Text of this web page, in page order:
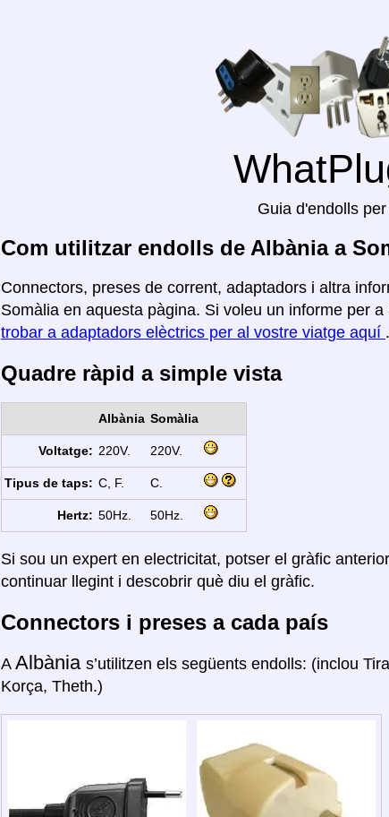
Guia d'endolls
Com utilitzar endolls de Albània a
Connectors, preses de corrent, adaptadors i altra
Somàlia en aquesta pàgina. Si voleu un informe per a
trobar a adaptadors elèctrics per al vostre viatge aquí .
Quadre ràpid a simple vista
Albània Somàlia
Voltatge: 220V. 220V.
Tipus de taps: C, F. C.
Hertz: 50Hz. 50Hz.
Si sou un expert en electricitat, potser el gràfic
continuar llegint i descobrir què diu el gràfic.
Connectors i preses a cada país
A Albània s’utilitzen els següents endolls: (inclou
Korça, Theth.)